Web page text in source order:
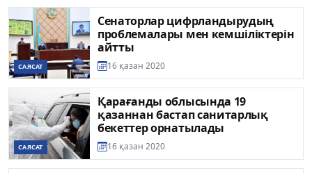
САЯСАТ
Сенаторлар цифрландырудың
проблемалары мен кемшіліктерін
айтты
16 қазан 2020
САЯСАТ
Қарағанды облысында 19
қазаннан бастап санитарлық
бекеттер орнатылады
16 қазан 2020